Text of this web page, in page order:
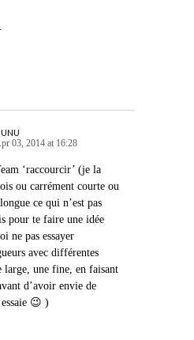
03, 2014 at 16:28
‘raccourcir’ (je la
ou carrément courte ou
ce qui n’est pas
pour te faire une idée
ne pas essayer
avec différentes
large, une fine, en faisant
d’avoir envie de
😉 )